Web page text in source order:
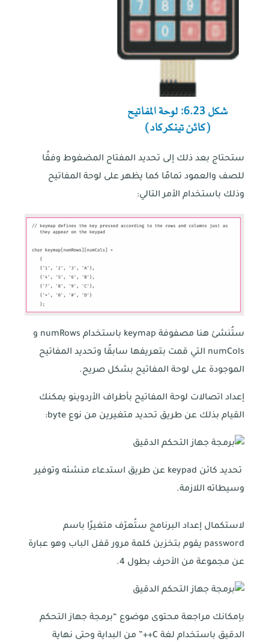
ستحتاج بعد ذلك إلى تحديد المفتاح المضغوط وفقًا
للصف والعمود تمامًا كما يظهر على لوحة المفاتيح
وذلك باستخدام الأمر التالي:
ستُنشئ هنا مصفوفة keymap باستخدام numRows و
numCols التي قمت بتعريفها سابقًا وتحديد المفاتيح
الموجودة على لوحة المفاتيح بشكل صريح.
إعداد اتصالات لوحة المفاتيح بأطراف الأردوينو يمكنك
القيام بذلك عن طريق تحديد متغيرين من نوع byte:
تحديد كائن keypad عن طريق استدعاء منشئه وتوفير
وسيطاته اللازمة.
لاستكمال إعداد البرنامج ستُعرّف متغيرًا باسم
password يقوم بتخزين كلمة مرور قفل الباب وهو عبارة
عن مجموعة من الأحرف بطول 4.
بإمكانك مراجعة محتوى موضوع “برمجة جهاز التحكم
الدقيق باستخدام لغة C++” من البداية وحتى نهاية